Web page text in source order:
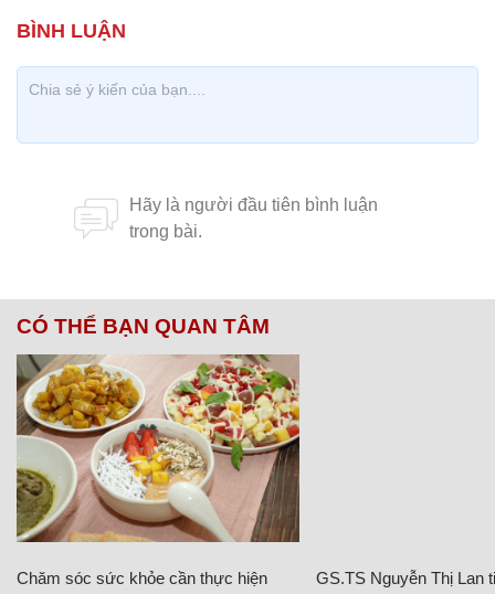
CÓ THỂ BẠN QUAN TÂM
Chăm sóc sức khỏe cần thực hiện
GS.TS Nguyễn Thị Lan